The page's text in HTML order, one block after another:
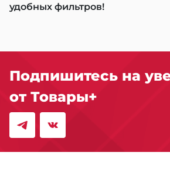
удобных фильтров!
Подпишитесь на
от Товары+